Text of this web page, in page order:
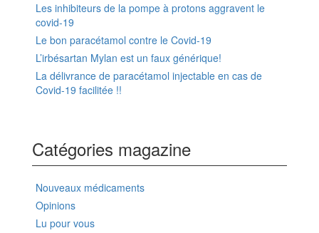
Les inhibiteurs de la pompe à protons aggravent le
covid-19
Le bon paracétamol contre le Covid-19
L’irbésartan Mylan est un faux générique!
La délivrance de paracétamol injectable en cas de
Covid-19 facilitée !!
Catégories magazine
Nouveaux médicaments
Opinions
Lu pour vous